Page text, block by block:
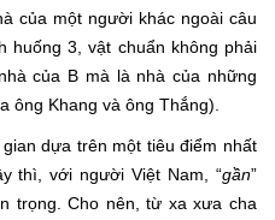
của một người khác ngoài câu
huống 3, vật chuẩn không phải
của B mà là nhà của những
ông Khang và ông Thắng).
dựa trên một tiêu điểm nhất
thì, với người Việt Nam, “gần”
trọng. Cho nên, từ xa xưa cha